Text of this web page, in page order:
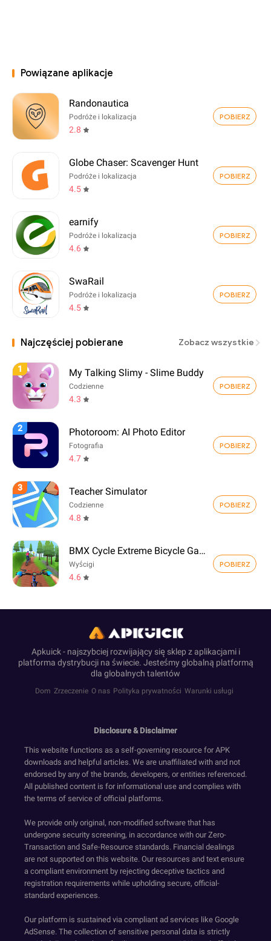
Powiązane aplikacje
Randonautica
Podróże i lokalizacja
2.8
POBIERZ
Globe Chaser: Scavenger Hunt
Podróże i lokalizacja
4.5
POBIERZ
earnify
Podróże i lokalizacja
4.6
POBIERZ
SwaRail
Podróże i lokalizacja
4.5
POBIERZ
Najczęściej pobierane Zobacz wszystkie
1 My Talking Slimy - Slime Buddy
Codzienne
4.3
POBIERZ
2 Photoroom: AI Photo Editor
Fotografia
4.7
POBIERZ
3 Teacher Simulator
Codzienne
4.8
POBIERZ
BMX Cycle Extreme Bicycle Game
Wyścigi
4.6
POBIERZ
Apkuick - najszybciej rozwijający się sklep z aplikacjami i
platforma dystrybucji na świecie. Jesteśmy globalną platformą
dla globalnych talentów
Dom Zrzeczenie O nas Polityka prywatności Warunki usługi
Disclosure & Disclaimer
This website functions as a self-governing resource for APK
downloads and helpful articles. We are unaffiliated with and not
endorsed by any of the brands, developers, or entities referenced.
All published content is for informational use and complies with
the terms of service of official platforms.
We provide only original, non-modified software that has
undergone security screening, in accordance with our Zero-
Transaction and Safe-Resource standards. Financial dealings
are not supported on this website. Our resources and text ensure
a compliant environment by rejecting deceptive tactics and
registration requirements while upholding secure, official-
standard experiences.
Our platform is sustained via compliant ad services like Google
AdSense. The collection of sensitive personal data is strictly